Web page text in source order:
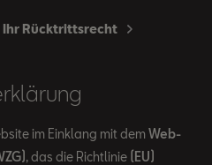
Ihr Rücktrittsrecht
im Einklang mit dem Web-
, das die Richtlinie (EU)